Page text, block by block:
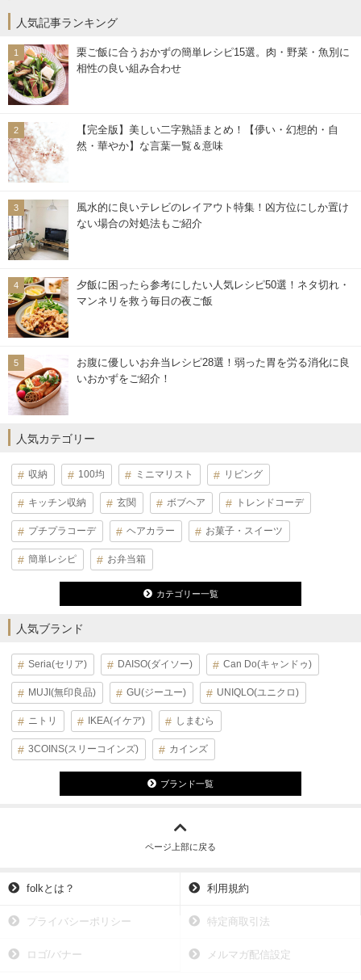
人気記事ランキング
栗ご飯に合うおかずの簡単レシピ15選。肉・野菜・魚別に
相性の良い組み合わせ
【完全版】美しい二字熟語まとめ！【儚い・幻想的・自
然・華やか】な言葉一覧＆意味
風水的に良いテレビのレイアウト特集！凶方位にしか置け
ない場合の対処法もご紹介
夕飯に困ったら参考にしたい人気レシピ50選！ネタ切れ・
マンネリを救う毎日の夜ご飯
お腹に優しいお弁当レシピ28選！弱った胃を労る消化に良
いおかずをご紹介！
人気カテゴリー
収納 100均 ミニマリスト リビング
キッチン収納 玄関 ボブヘア トレンドコーデ
プチプラコーデ ヘアカラー お菓子・スイーツ
簡単レシピ お弁当箱
カテゴリー一覧
人気ブランド
Seria(セリア) DAISO(ダイソー) Can Do(キャンドゥ)
MUJI(無印良品) GU(ジーユー) UNIQLO(ユニクロ)
ニトリ IKEA(イケア) しまむら
3COINS(スリーコインズ) カインズ
ブランド一覧
ページ上部に戻る
folkとは？ 利用規約
プライバシーポリシー 特定商取引法
ロゴ/バナー メルマガ配信設定